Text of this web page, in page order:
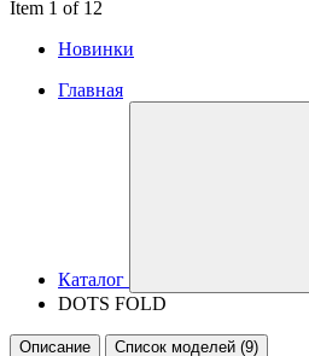
Item 1 of 12
Новинки
Главная
Каталог
DOTS FOLD
Описание
Список моделей (9)